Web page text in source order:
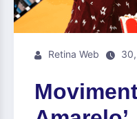
Retina Web